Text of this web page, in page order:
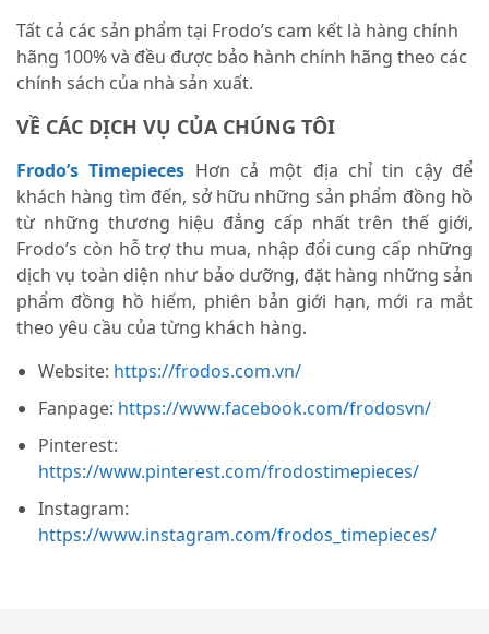
Tất cả các sản phẩm tại Frodo’s cam kết là hàng chính
hãng 100% và đều được bảo hành chính hãng theo các
chính sách của nhà sản xuất.
VỀ CÁC DỊCH VỤ CỦA CHÚNG TÔI
Frodo’s Timepieces Hơn cả một địa chỉ tin cậy để
khách hàng tìm đến, sở hữu những sản phẩm đồng hồ
từ những thương hiệu đẳng cấp nhất trên thế giới,
Frodo’s còn hỗ trợ thu mua, nhập đổi cung cấp những
dịch vụ toàn diện như bảo dưỡng, đặt hàng những sản
phẩm đồng hồ hiếm, phiên bản giới hạn, mới ra mắt
theo yêu cầu của từng khách hàng.
Website: https://frodos.com.vn/
Fanpage: https://www.facebook.com/frodosvn/
Pinterest:
https://www.pinterest.com/frodostimepieces/
Instagram:
https://www.instagram.com/frodos_timepieces/